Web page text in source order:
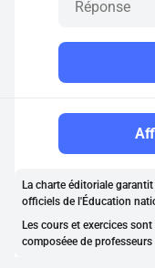
La charte éditoriale
officiels de l'Éducation
Les cours et exercices
composéee de